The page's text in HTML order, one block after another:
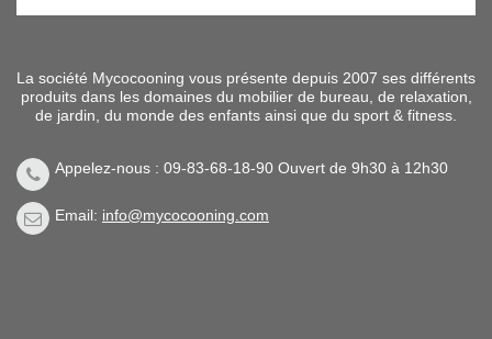
La société Mycocooning vous présente depuis 2007 ses différents
produits dans les domaines du mobilier de bureau, de relaxation,
de jardin, du monde des enfants ainsi que du sport & fitness.
Appelez-nous : 09-83-68-18-90 Ouvert de 9h30 à 12h30
Email: info@mycocooning.com